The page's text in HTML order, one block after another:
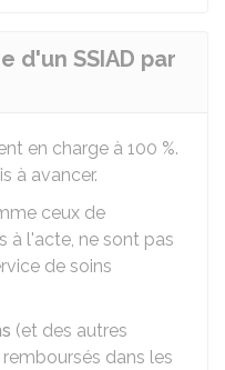
d'un SSIAD par
en charge à 100 %.
à avancer.
ceux de
à l'acte, ne sont pas
de soins
(et des autres
dans les